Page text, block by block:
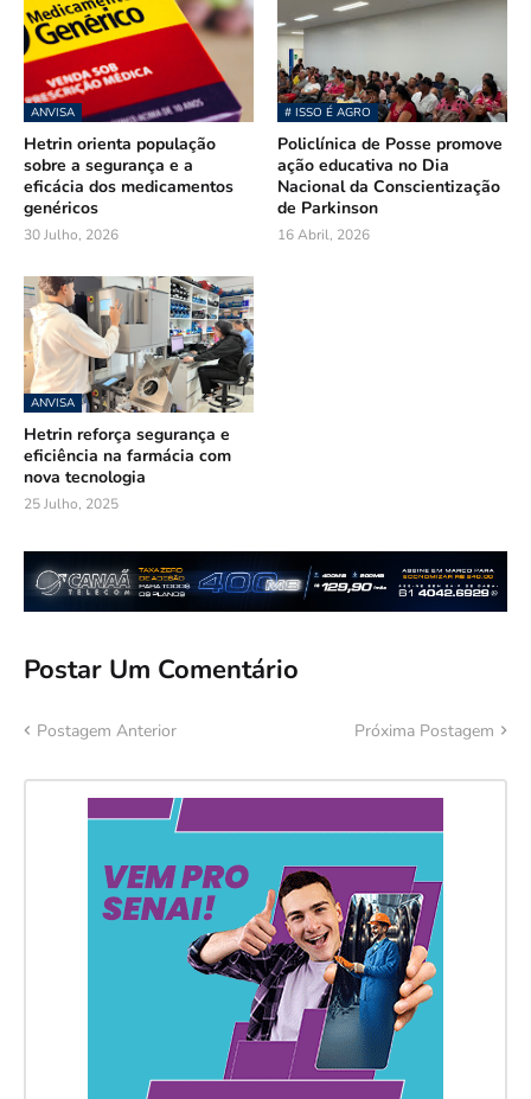
ANVISA
Hetrin orienta população
sobre a segurança e a
eficácia dos medicamentos
genéricos
30 Julho, 2026
# ISSO É AGRO
Policlínica de Posse promove
ação educativa no Dia
Nacional da Conscientização
de Parkinson
16 Abril, 2026
ANVISA
Hetrin reforça segurança e
eficiência na farmácia com
nova tecnologia
25 Julho, 2025
Postar Um Comentário
Postagem Anterior Próxima Postagem